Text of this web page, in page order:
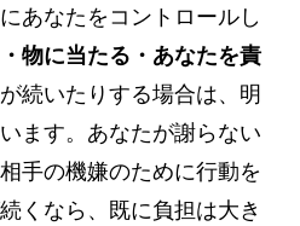
あなたをコントロールし
物に当たる・あなたを責
続いたりする場合は、明
ます。あなたが謝らない
手の機嫌のために行動を
くなら、既に負担は大き